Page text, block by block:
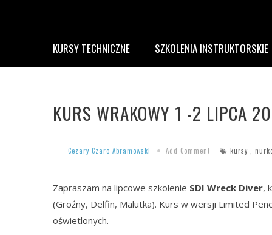
KURSY TECHNICZNE SZKOLENIA INSTRUKTORSKIE
KURS WRAKOWY 1 -2 LIPCA
Cezary Czaro Abramowski Add Comment kursy ,
Zapraszam na lipcowe szkolenie SDI Wreck Diver,
(Groźny, Delfin, Malutka). Kurs w wersji Limited
oświetlonych.